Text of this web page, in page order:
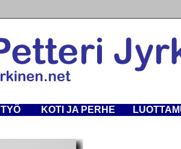
TYÖ KOTI JA PERHE